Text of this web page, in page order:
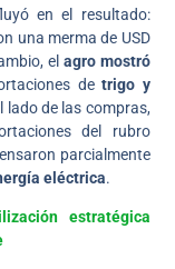
en el resultado:
una merma de USD
el agro mostró
detrigo y
lado de las compras,
del rubro
parcialmente
eléctrica.
estratégica